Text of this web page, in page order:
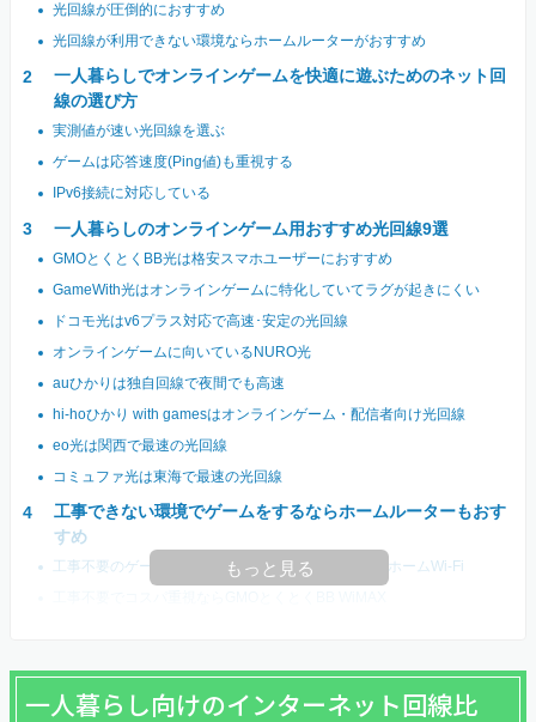
光回線が圧倒的におすすめ
光回線が利用できない環境ならホームルーターがおすすめ
一人暮らしでオンラインゲームを快適に遊ぶためのネット回
線の選び方
実測値が速い光回線を選ぶ
ゲームは応答速度(Ping値)も重視する
IPv6接続に対応している
一人暮らしのオンラインゲーム用おすすめ光回線9選
GMOとくとくBB光は格安スマホユーザーにおすすめ
GameWith光はオンラインゲームに特化していてラグが起きにくい
ドコモ光はv6プラス対応で高速･安定の光回線
オンラインゲームに向いているNURO光
auひかりは独自回線で夜間でも高速
hi-hoひかり with gamesはオンラインゲーム・配信者向け光回線
eo光は関西で最速の光回線
コミュファ光は東海で最速の光回線
工事できない環境でゲームをするならホームルーターもおす
すめ
工事不要のゲーム回線で最もおすすめはとくとくBBホームWi-Fi
もっと見る
一人暮らし向けのインターネット回線比